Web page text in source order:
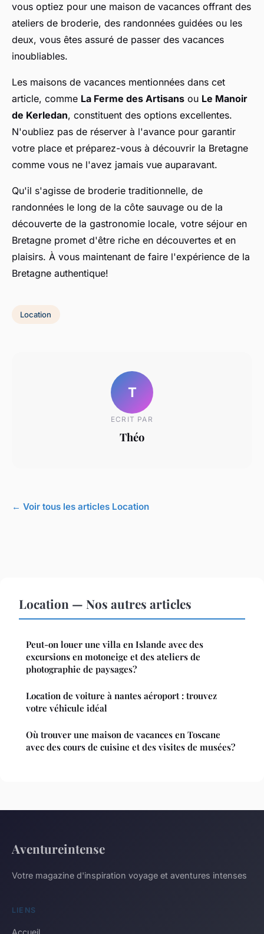
vous optiez pour une maison de vacances offrant des
ateliers de broderie, des randonnées guidées ou les
deux, vous êtes assuré de passer des vacances
inoubliables.
Les maisons de vacances mentionnées dans cet
article, comme La Ferme des Artisans ou Le Manoir
de Kerledan, constituent des options excellentes.
N'oubliez pas de réserver à l'avance pour garantir
votre place et préparez-vous à découvrir la Bretagne
comme vous ne l'avez jamais vue auparavant.
Qu'il s'agisse de broderie traditionnelle, de
randonnées le long de la côte sauvage ou de la
découverte de la gastronomie locale, votre séjour en
Bretagne promet d'être riche en découvertes et en
plaisirs. À vous maintenant de faire l'expérience de la
Bretagne authentique!
Location
T
ECRIT PAR
Théo
← Voir tous les articles Location
Location — Nos autres articles
Peut-on louer une villa en Islande avec des
excursions en motoneige et des ateliers de
photographie de paysages?
Location de voiture à nantes aéroport : trouvez
votre véhicule idéal
Où trouver une maison de vacances en Toscane
avec des cours de cuisine et des visites de musées?
Aventureintense
Votre magazine d'inspiration voyage et aventures intenses
LIENS